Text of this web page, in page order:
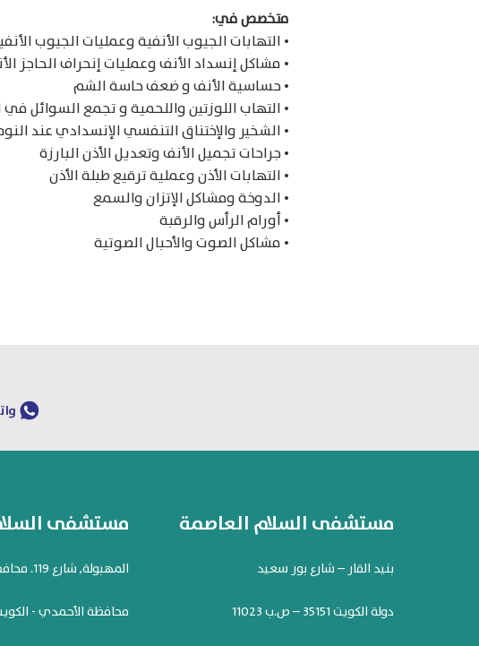
متخصص في:
• التهابات الجيوب الأنفية وعمليات الجيوب
• مشاكل إنسداد الأنف وعمليات إنحراف الحاجز
• حساسية الأنف و ضعف حاسة الشم
• التهاب اللوزتين واللحمية و تجمع السوائل
• الشخير والإختناق التنفسي الإنسدادي عند
• جراحات تجميل الأنف وتعديل الأذن البارزة
• التهابات الأذن وعملية ترقيع طبلة الأذن
• الدوخة ومشاكل الإتزان والسمع
• أورام الرأس والرقبة
• مشاكل الصوت والأحبال الصوتية
مستشفى السلام العاصمة
بنيد القار – شارع بور سعيد
دولة الكويت 35151 – ص.ب 11023
مستشفى
المهبولة, شارع 119. محافظة الأحمدي
محافظة الأحمدي -